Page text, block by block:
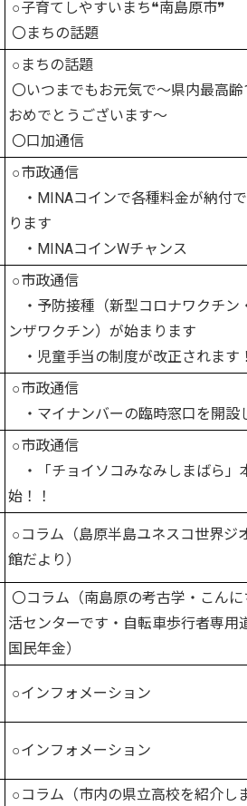
○子育てしやすいまち❝南島原市❞
〇まちの話題
○まちの話題
〇いつまでもお元気で～県内最高
おめでとうございます～
〇口加通信
○市政通信
・MINAコインで各種料金が納付
ります
・MINAコインWチャンス
○市政通信
・予防接種（新型コロナワクチン
ンザワクチン）が始まります
・児童手当の制度が改正されます！
○市政通信
・マイナンバーの臨時窓口を開設
○市政通信
・「チョイソコみなみしまばら」
始！！
○コラム（島原半島ユネスコ世界ジ
館だより）
〇コラム（南島原の考古学・こん
活センターです・自転車歩行者専用
国民年金）
○インフォメーション
○インフォメーション
○コラム（市内の県立高校を紹介し